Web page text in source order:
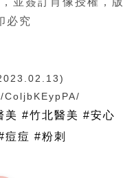
必究
美 #竹北醫美 #安心
痘痘 #粉刺